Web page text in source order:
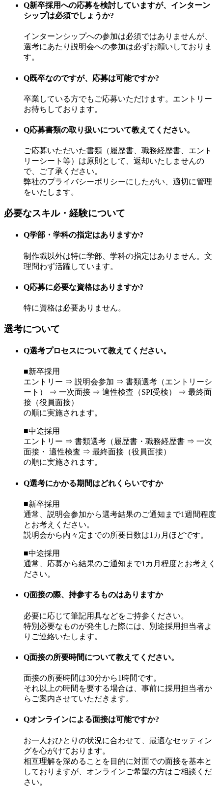
Q新卒採用への応募を検討していますが、インターン
シップは必須でしょうか?
インターンシップへの参加は必須ではありませんが、
選考にあたり説明会への参加は必ずお願いしておりま
す。
Q既卒なのですが、応募は可能ですか?
卒業している方でもご応募いただけます。エントリー
お待ちしております。
Q応募書類の取り扱いについて教えてください。
ご応募いただいた書類（履歴書、職務経歴書、エント
リーシート等）は原則として、返却いたしませんの
で、ご了承ください。
弊社のプライバシーポリシーにしたがい、適切に管理
をいたします。
必要なスキル・経験について
Q学部・学科の指定はありますか?
制作職以外は特に学部、学科の指定はありません。文
理問わず活躍しています。
Q応募に必要な資格はありますか?
特に資格は必要ありません。
選考について
Q選考プロセスについて教えてください。
■新卒採用
エントリー ⇒ 説明会参加 ⇒ 書類選考（エントリーシ
ート） ⇒ 一次面接 ⇒ 適性検査（SPI受検） ⇒ 最終面
接（役員面接）
の順に実施されます。
■中途採用
エントリー ⇒ 書類選考（履歴書・職務経歴書 ⇒ 一次
面接・ 適性検査 ⇒ 最終面接（役員面接）
の順に実施されます。
Q選考にかかる期間はどれくらいですか
■新卒採用
通常、説明会参加から選考結果のご通知まで1週間程度
とお考えください。
説明会から内々定までの所要日数は1カ月ほどです。
■中途採用
通常、応募から結果のご通知まで1カ月程度とお考えく
ださい。
Q面接の際、持参するものはありますか
必要に応じて筆記用具などをご持参ください。
特別必要なものが発生した際には、別途採用担当者よ
りご連絡いたします。
Q面接の所要時間について教えてください。
面接の所要時間は30分から1時間です。
それ以上の時間を要する場合は、事前に採用担当者か
らご案内させていただきます。
Qオンラインによる面接は可能ですか?
お一人おひとりの状況に合わせて、最適なセッティン
グを心がけております。
相互理解を深めることを目的に対面での面接を基本と
しておりますが、オンラインご希望の方はご相談くだ
さい。